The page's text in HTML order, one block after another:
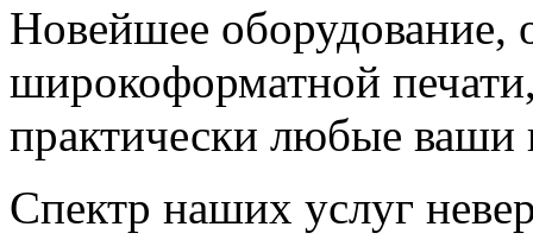
Новейшее
широкоформатной
практически любые ваши
Спектр наших услуг